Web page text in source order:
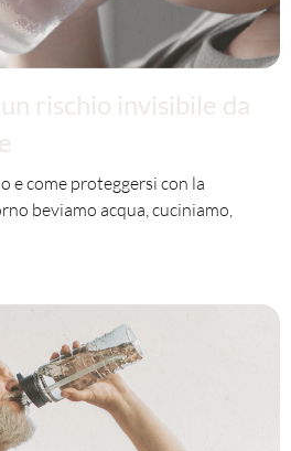
un rischio invisibile da
e come proteggersi con la
beviamo acqua, cuciniamo,